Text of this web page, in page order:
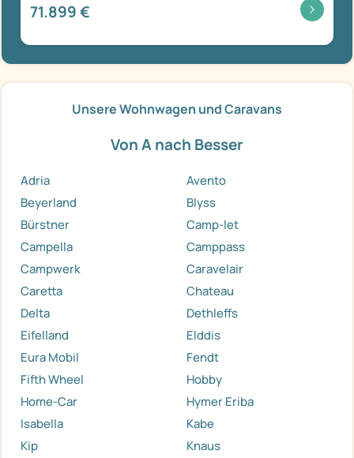
71.899 €
Unsere Wohnwagen und Caravans
Von A nach Besser
Adria
Avento
Beyerland
Blyss
Bürstner
Camp-let
Campella
Camppass
Campwerk
Caravelair
Caretta
Chateau
Delta
Dethleffs
Eifelland
Elddis
Eura Mobil
Fendt
Fifth Wheel
Hobby
Home-Car
Hymer Eriba
Isabella
Kabe
Kip
Knaus